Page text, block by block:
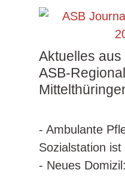
Aktuelles
ASB-
- Ambulante
Sozialstation
- Neues